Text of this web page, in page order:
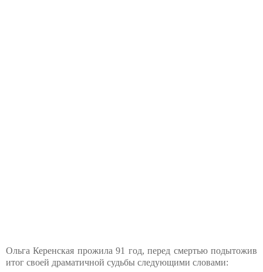
Ольга Керенская прожила 91 год, перед смертью подытожив
итог своей драматичной судьбы следующими словами: